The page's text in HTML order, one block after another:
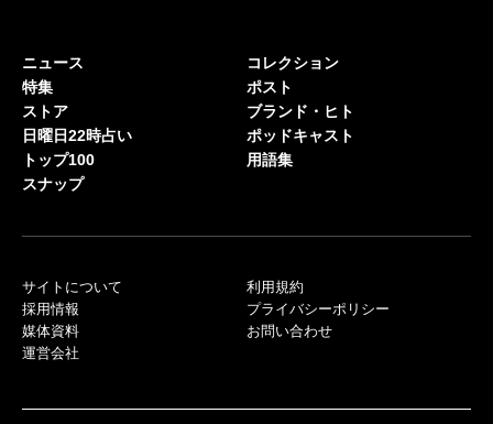
ニュース
特集
ストア
日曜日22時占い
トップ100
スナップ
コレクション
ポスト
ブランド・ヒト
ポッドキャスト
用語集
サイトについて
採用情報
媒体資料
運営会社
利用規約
プライバシーポリシー
お問い合わせ